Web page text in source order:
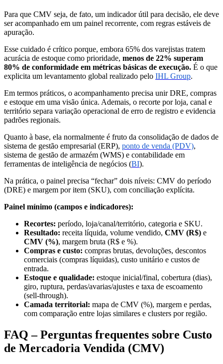
Para que CMV seja, de fato, um indicador útil para decisão, ele deve
ser acompanhado em um painel recorrente, com regras estáveis de
apuração.
Esse cuidado é crítico porque, embora 65% dos varejistas tratem
acurácia de estoque como prioridade, menos de 22% superam
80% de conformidade em métricas básicas de execução. É o que
explicita um levantamento global realizado pelo IHL Group.
Em termos práticos, o acompanhamento precisa unir DRE, compras
e estoque em uma visão única. Ademais, o recorte por loja, canal e
território separa variação operacional de erro de registro e evidencia
padrões regionais.
Quanto à base, ela normalmente é fruto da consolidação de dados de
sistema de gestão empresarial (ERP), ponto de venda (PDV),
sistema de gestão de armazém (WMS) e contabilidade em
ferramentas de inteligência de negócios (BI).
Na prática, o painel precisa “fechar” dois níveis: CMV do período
(DRE) e margem por item (SKU), com conciliação explícita.
Painel mínimo (campos e indicadores):
Recortes: período, loja/canal/território, categoria e SKU.
Resultado: receita líquida, volume vendido, CMV (R$) e
CMV (%), margem bruta (R$ e %).
Compras e custo: compras brutas, devoluções, descontos
comerciais (compras líquidas), custo unitário e custos de
entrada.
Estoque e qualidade: estoque inicial/final, cobertura (dias),
giro, ruptura, perdas/avarias/ajustes e taxa de escoamento
(sell-through).
Camada territorial: mapa de CMV (%), margem e perdas,
com comparação entre lojas similares e clusters por região.
FAQ – Perguntas frequentes sobre Custo
de Mercadoria Vendida (CMV)